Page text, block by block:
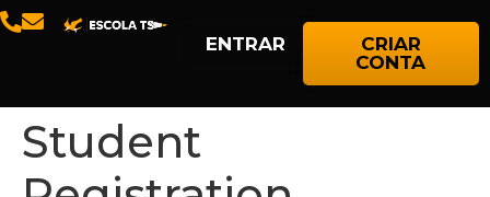
ENTRAR
CRIAR
CONTA
Student